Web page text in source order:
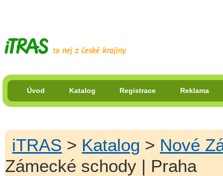
Úvod Katalog Registrace Reklama
iTRAS > Katalog > Nové
Zámecké schody | Praha